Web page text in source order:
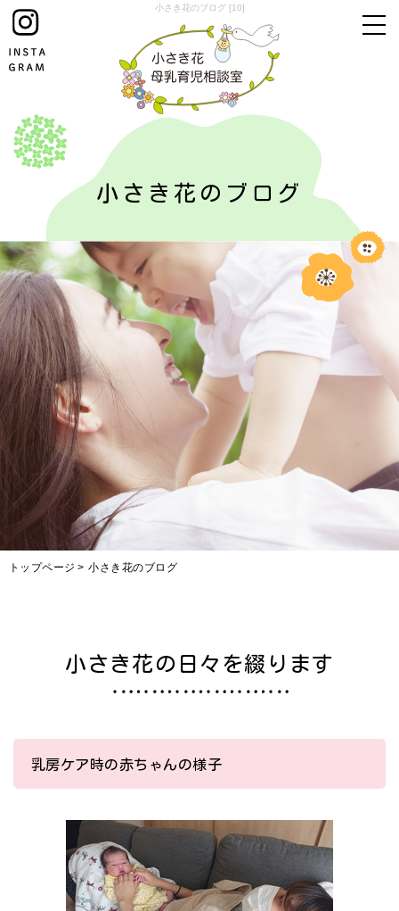
小さき花のブログ [10]
小さき花のブログ
トップページ 小さき花のブログ
小さき花の日々を綴ります
乳房ケア時の赤ちゃんの様子